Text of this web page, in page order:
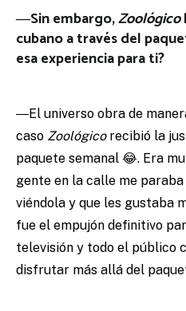
―Sin embargo,Zoológico
cubano a través del
esa experiencia para ti?
―El universo obra de
caso Zoológico recibió la
paquete semanal 😂. Era
gente en la calle me
viéndola y que les gustaba
fue el empujón definitivo
televisión y todo el público
disfrutar más allá del